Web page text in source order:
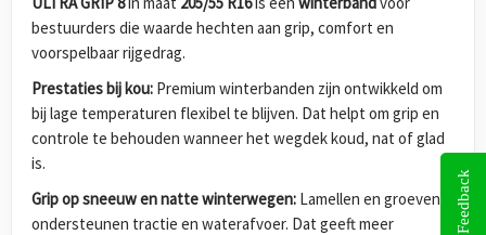
bestuurders die waarde hechten aan grip, comfort en
voorspelbaar rijgedrag.
Prestaties bij kou: Premium winterbanden zijn ontwikkeld om
bij lage temperaturen flexibel te blijven. Dat helpt om grip en
controle te behouden wanneer het wegdek koud, nat of glad
is.
Grip op sneeuw en natte winterwegen: Lamellen en groeven
ondersteunen tractie en waterafvoer. Dat geeft meer
Feedback